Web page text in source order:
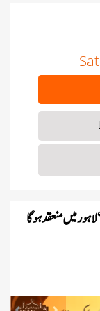
لاہور میں منعقد ہوگا
Next